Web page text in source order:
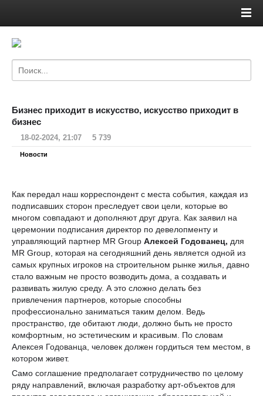
Бизнес приходит в искусство, искусство приходит в
бизнес
18-02-2024, 21:07 5 739
Новости
Как передал наш корреспондент с места события, каждая из
подписавших сторон преследует свои цели, которые во
многом совпадают и дополняют друг друга. Как заявил на
церемонии подписания директор по девелопменту и
управляющий партнер MR Group Алексей Годованец, для
MR Group, которая на сегодняшний день является одной из
самых крупных игроков на строительном рынке жилья, давно
стало важным не просто возводить дома, а создавать и
развивать жилую среду. А это сложно делать без
привлечения партнеров, которые способны
профессионально заниматься таким делом. Ведь
пространство, где обитают люди, должно быть не просто
комфортным, но эстетическим и красивым. По словам
Алексея Годованца, человек должен гордиться тем местом, в
котором живет.
Само соглашение предполагает сотрудничество по целому
ряду направлений, включая разработку арт-объектов для